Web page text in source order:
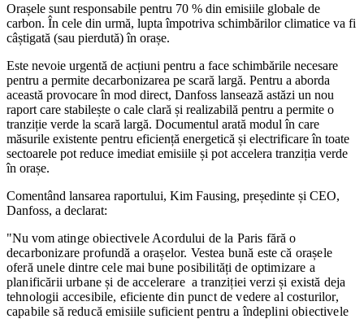
Orașele sunt responsabile pentru 70 % din emisiile globale de
carbon. În cele din urmă, lupta împotriva schimbărilor climatice va fi
câștigată (sau pierdută) în orașe.
Este nevoie urgentă de acțiuni pentru a face schimbările necesare
pentru a permite decarbonizarea pe scară largă. Pentru a aborda
această provocare în mod direct, Danfoss lansează astăzi un nou
raport care stabilește o cale clară și realizabilă pentru a permite o
tranziție verde la scară largă. Documentul arată modul în care
măsurile existente pentru eficiență energetică și electrificare în toate
sectoarele pot reduce imediat emisiile și pot accelera tranziția verde
în orașe.
Comentând lansarea raportului, Kim Fausing, președinte și CEO,
Danfoss, a declarat:
"Nu vom atinge obiectivele Acordului de la Paris fără o
decarbonizare profundă a orașelor. Vestea bună este că orașele
oferă unele dintre cele mai bune posibilități de optimizare a
planificării urbane și de accelerare a tranziției verzi și există deja
tehnologii accesibile, eficiente din punct de vedere al costurilor,
capabile să reducă emisiile suficient pentru a îndeplini obiectivele